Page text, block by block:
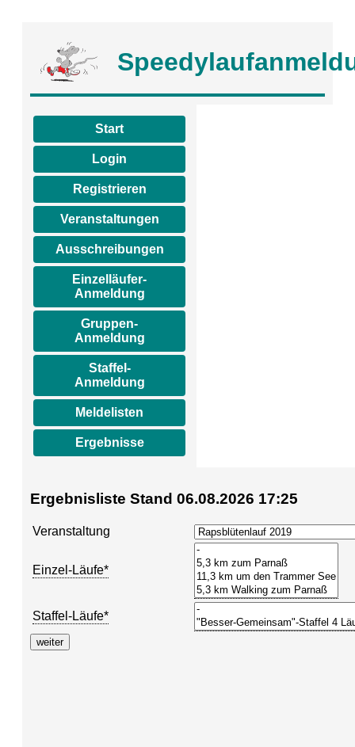
Start
Login
Registrieren
Veranstaltungen
Ausschreibungen
Einzelläufer-
Anmeldung
Gruppen-
Anmeldung
Staffel-
Anmeldung
Meldelisten
Ergebnisse
Ergebnisliste Stand 06.08.2026 17:25
Veranstaltung
Einzel-Läufe*
Staffel-Läufe*
weiter